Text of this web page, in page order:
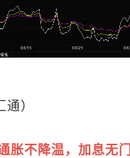
）
胀不降温，加息无门